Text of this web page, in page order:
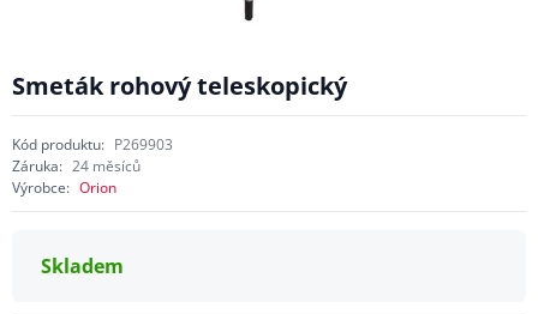
Smeták rohový teleskopický
Kód produktu: P269903
Záruka: 24 měsíců
Výrobce: Orion
Skladem